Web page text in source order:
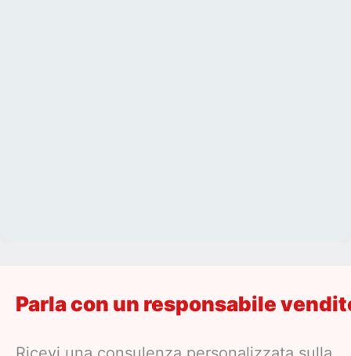
Parla con un responsabile